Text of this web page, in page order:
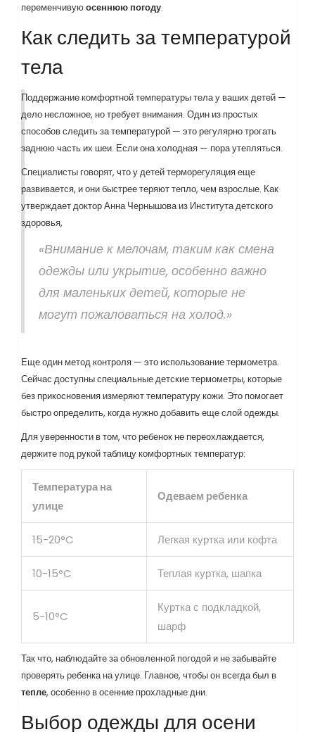
переменчивуюосеннюю погоду.
Как следить за температурой
тела
Поддержание комфортной температуры тела у ваших детей —
дело несложное, но требует внимания. Один из простых
способов следить за температурой — это регулярно трогать
заднюю часть их шеи. Если она холодная — пора утепляться.
Специалисты говорят, что у детей терморегуляция еще
развивается, и они быстрее теряют тепло, чем взрослые. Как
утверждает доктор Анна Чернышова из Института детского
здоровья,
«Внимание к мелочам, таким как смена
одежды или укрытие, особенно важно
для маленьких детей, которые не
могут пожаловаться на холод.»
Еще один метод контроля — это использование термометра.
Сейчас доступны специальные детские термометры, которые
без прикосновения измеряют температуру кожи. Это помогает
быстро определить, когда нужно добавить еще слой одежды.
Для уверенности в том, что ребенок не переохлаждается,
держите под рукой таблицу комфортных температур:
Температура на
улице
Одеваем ребенка
15-20°C Легкая куртка или кофта
10-15°C Теплая куртка, шапка
5-10°C
Куртка с подкладкой,
шарф
Так что, наблюдайте за обновленной погодой и не забывайте
проверять ребенка на улице. Главное, чтобы он всегда был в
тепле, особенно в осенние прохладные дни.
Выбор одежды для осени